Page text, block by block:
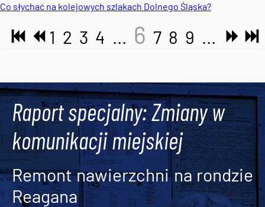
Co słychać na kolejowych szlakach Dolnego Śląska?
1 2 3 4 ... 6 7 8 9 ...
Raport specjalny: Zmiany w
komunikacji miejskiej
Remont nawierzchni na rondzie
Reagana